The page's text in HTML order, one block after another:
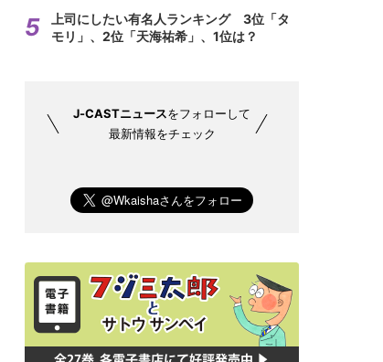
上司にしたい有名人ランキング 3位「タ
モリ」、2位「天海祐希」、1位は？
J-CASTニュースをフォローして
最新情報をチェック